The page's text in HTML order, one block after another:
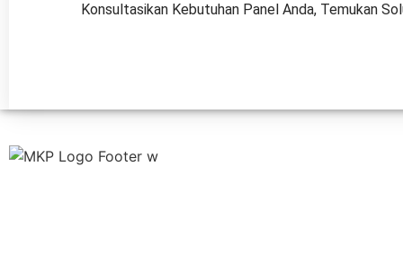
Konsultasikan Kebutuhan Panel Anda, Temukan